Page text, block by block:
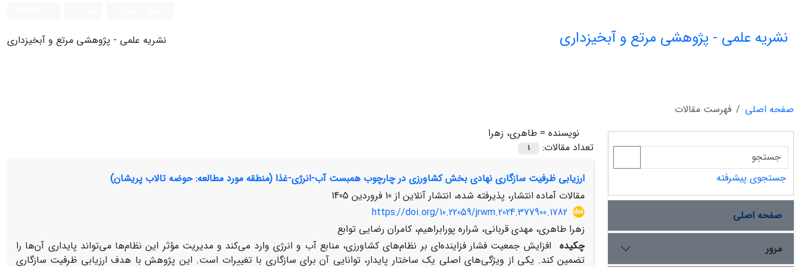
نشریه علمی - پژوهشی مرتع و آبخیزداری نشریه علمی - پژوهشی مرتع و آبخیزداری
صفحه اصلی
فهرست مقالات
نویسنده = طاهری، زهرا
تعداد مقالات:
1
ارزیابی ظرفیت سازگاری نهادی بخش کشاورزی در چارچوب همبست آب-انرژی-غذا (منطقه مورد مطالعه: حوضه تالاب پریشان)
مقالات آماده انتشار، پذیرفته شده، انتشار آنلاین از 10 فروردین 1405
https://doi.org/10.22059/jrwm.2024.377900.1782
زهرا طاهری، مهدی قربانی، شراره پورابراهیم، کامران رضایی توابع
چکیده افزایش جمعیت فشار فزاینده‌ای بر نظام‌های کشاورزی، منابع آب و انرژی وارد می‌کند و مدیریت مؤثر این نظام‌ها می‌تواند پایداری آن‌ها را
تضمین کند. یکی از ویژگی‌های اصلی یک ساختار پایدار، توانایی آن برای سازگاری با تغییرات است. این پژوهش با هدف ارزیابی ظرفیت سازگاری
جستجوی پیشرفته
صفحه اصلی
مرور